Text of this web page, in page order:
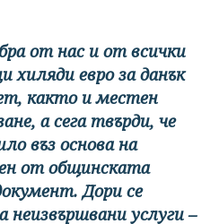
от нас и от всички
хиляди евро за данък
както и местен
а сега твърди, че
въз основа на
от общинската
Дори се
неизвършвани услуги –